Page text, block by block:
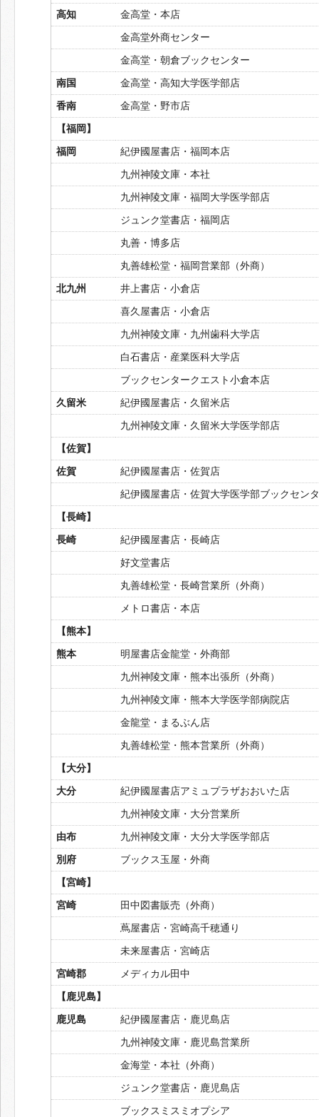
高知
金高堂・本店
金高堂外商センター
金高堂・朝倉ブックセンター
南国
金高堂・高知大学医学部店
香南
金高堂・野市店
【福岡】
福岡
紀伊國屋書店・福岡本店
九州神陵文庫・本社
九州神陵文庫・福岡大学医学部店
ジュンク堂書店・福岡店
丸善・博多店
丸善雄松堂・福岡営業部（外商）
北九州
井上書店・小倉店
喜久屋書店・小倉店
九州神陵文庫・九州歯科大学店
白石書店・産業医科大学店
ブックセンタークエスト小倉本店
久留米
紀伊國屋書店・久留米店
九州神陵文庫・久留米大学医学部店
【佐賀】
佐賀
紀伊國屋書店・佐賀店
紀伊國屋書店・佐賀大学医学部ブックセン
【長崎】
長崎
紀伊國屋書店・長崎店
好文堂書店
丸善雄松堂・長崎営業所（外商）
メトロ書店・本店
【熊本】
熊本
明屋書店金龍堂・外商部
九州神陵文庫・熊本出張所（外商）
九州神陵文庫・熊本大学医学部病院店
金龍堂・まるぶん店
丸善雄松堂・熊本営業所（外商）
【大分】
大分
紀伊國屋書店アミュプラザおおいた店
九州神陵文庫・大分営業所
由布
九州神陵文庫・大分大学医学部店
別府
ブックス玉屋・外商
【宮崎】
宮崎
田中図書販売（外商）
蔦屋書店・宮崎高千穂通り
未来屋書店・宮崎店
宮崎郡
メディカル田中
【鹿児島】
鹿児島
紀伊國屋書店・鹿児島店
九州神陵文庫・鹿児島営業所
金海堂・本社（外商）
ジュンク堂書店・鹿児島店
ブックスミスミオプシア